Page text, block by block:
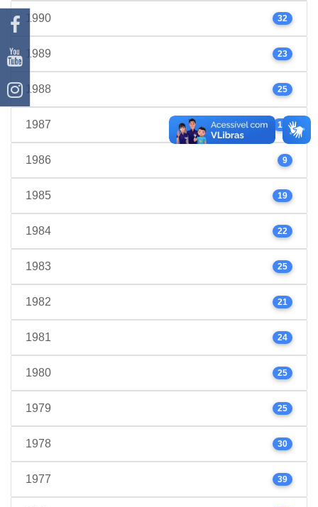
1990 32
1989 23
1988 25
1987 17
1986 9
1985 19
1984 22
1983 25
1982 21
1981 24
1980 25
1979 25
1978 30
1977 39